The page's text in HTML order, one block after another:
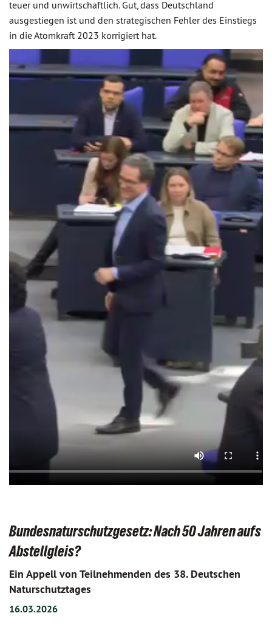
teuer und unwirtschaftlich. Gut, dass Deutschland
ausgestiegen ist und den strategischen Fehler des Einstiegs
in die Atomkraft 2023 korrigiert hat.
Bundesnaturschutzgesetz: Nach 50 Jahren aufs
Abstellgleis?
Ein Appell von Teilnehmenden des 38. Deutschen
Naturschutztages
16.03.2026